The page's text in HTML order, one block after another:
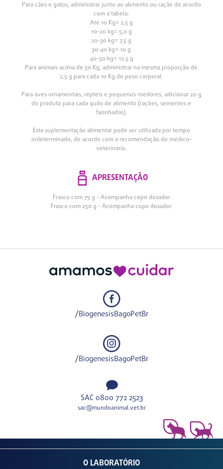
Para cães e gatos, administrar junto ao alimento ou ração de acordo
com a tabela.
Até 10 Kg= 2,5 g
10-20 kg= 5,0 g
20-30 kg= 7,5 g
30-40 kg= 10 g
40-50 kg= 12,5 g
Para animais acima de 50 Kg, administrar na mesma proporção de
2,5 g para cada 10 Kg de peso corporal.
Para aves ornamentais, répteis e pequenos roedores, adicionar 20 g
do produto para cada quilo de alimento (rações, sementes e
farinhadas).
Esta suplementação alimentar pode ser utilizada por tempo
indeterminado, de acordo com a recomendação do médico-
veterinário.
APRESENTAÇÃO
Frasco com 75 g - Acompanha copo dosador
Frasco com 250 g - Acompanha copo dosador
/BiogenesisBagoPetBr
/BiogenesisBagoPetBr
SAC 0800 772 2523
sac@mundoanimal.vet.br
O LABORATÓRIO